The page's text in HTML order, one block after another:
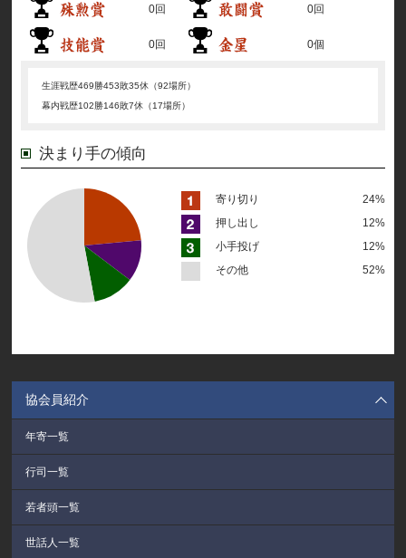
0回 0回
0回 0個
生涯戦歴469勝453敗35休（92場所）
幕内戦歴102勝146敗7休（17場所）
決まり手の傾向
寄り切り
24%
押し出し
12%
小手投げ
12%
その他
52%
協会員紹介
年寄一覧
行司一覧
若者頭一覧
世話人一覧